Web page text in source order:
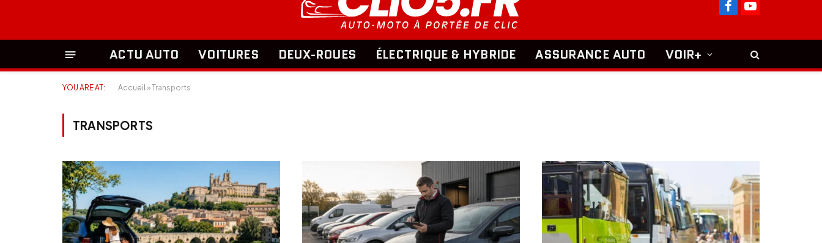
FacebookYouTube
ACTU AUTO VOITURES DEUX-ROUES ÉLECTRIQUE & HYBRIDE ASSURANCE AUTO VOIR+
YOU ARE AT: Accueil »Transports
TRANSPORTS